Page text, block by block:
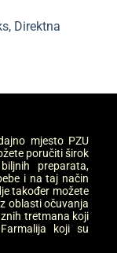
Direktna
mjesto PZU
poručiti širok
preparata,
i na taj način
također možete
oblasti očuvanja
tretmana koji
koji su